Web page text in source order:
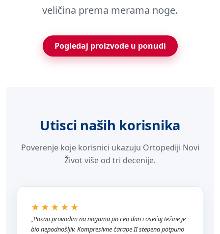
veličina prema merama noge.
Pogledaj proizvode u ponudi
Utisci naših korisnika
Poverenje koje korisnici ukazuju Ortopediji Novi
Život više od tri decenije.
★★★★★
„Posao provodim na nogama po ceo dan i osećaj težine je
bio nepodnošljiv. Kompresivne čarape II stepena potpuno